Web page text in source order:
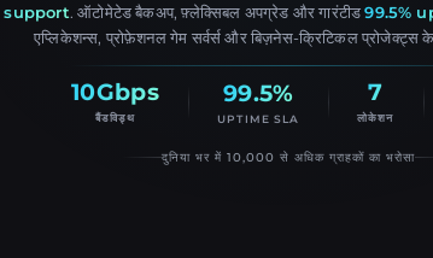
support. ऑटोमेटेड बैकअप, फ़्लेक्सिबल अपग्रेड और गारंटीड99.5%
एप्लिकेशन्स, प्रोफ़ेशनल गेम सर्वर्स और बिज़नेस-क्रिटिकल प्रोजेक्ट्स
10Gbps
बैंडविड्थ
99.5%
UPTIME SLA
7
लोकेशन
दुनिया भर में 10,000 से अधिक ग्राहकों का भरोसा